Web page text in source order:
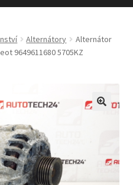
Alternátory
Alternátor
9649611680 5705KZ